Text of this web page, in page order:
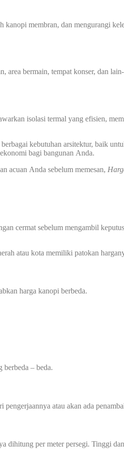
membran, dan mengurangi
bermain, tempat konser, dan
isolasi termal yang efisien,
kebutuhan arsitektur, baik
bagi bangunan Anda.
acuan Anda sebelum memesan,
cermat sebelum mengambil
atau kota memiliki patokan
harga kanopi berbeda.
berbeda – beda.
atau akan ada
per meter persegi. Tinggi